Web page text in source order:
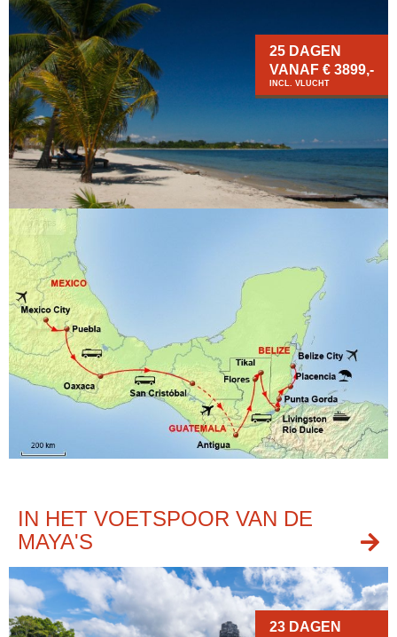
25 DAGEN
VANAF € 3899,-
INCL. VLUCHT
IN HET VOETSPOOR VAN DE
MAYA'S
23 DAGEN